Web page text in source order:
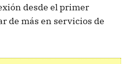
desde el primer
de más en servicios de